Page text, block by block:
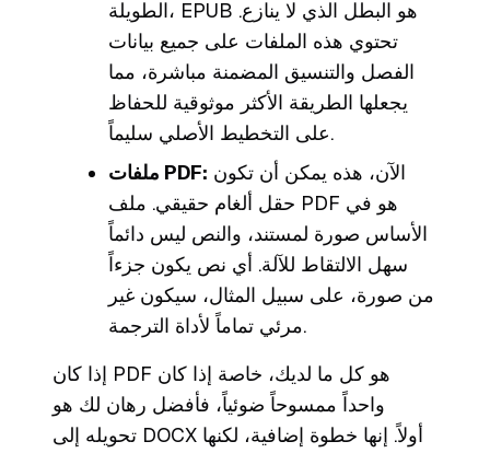
الطويلة، EPUB هو البطل الذي لا ينازع.
تحتوي هذه الملفات على جميع بيانات
الفصل والتنسيق المضمنة مباشرة، مما
يجعلها الطريقة الأكثر موثوقية للحفاظ
على التخطيط الأصلي سليماً.
ملفات PDF:
حقل ألغام حقيقي. ملف PDF هو في
الأساس صورة لمستند، والنص ليس دائماً
سهل الالتقاط للآلة. أي نص يكون جزءاً
من صورة، على سبيل المثال، سيكون غير
مرئي تماماً لأداة الترجمة.
إذا كان PDF هو كل ما لديك، خاصة إذا كان
واحداً ممسوحاً ضوئياً، فأفضل رهان لك هو
تحويله إلى DOCX أولاً. إنها خطوة إضافية، لكنها